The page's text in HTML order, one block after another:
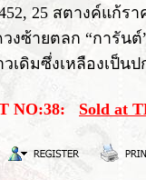
25 สตางค์แก้ร
งซ้ายตลก “การัน
เดิมซึ่งเหลืองเป็น
NO:38: Sold at